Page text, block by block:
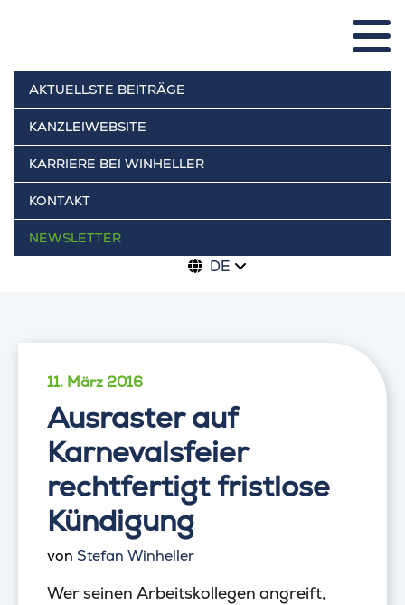
AKTUELLSTE BEITRÄGE
KANZLEIWEBSITE
KARRIERE BEI WINHELLER
KONTAKT
NEWSLETTER
DE
11. März 2016
Ausraster auf
Karnevalsfeier
rechtfertigt fristlose
Kündigung
von Stefan Winheller
Wer seinen Arbeitskollegen angreift,